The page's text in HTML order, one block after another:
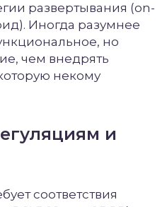
развертывания (on-
Иногда разумнее
но
чем внедрять
некому
и
соответствия